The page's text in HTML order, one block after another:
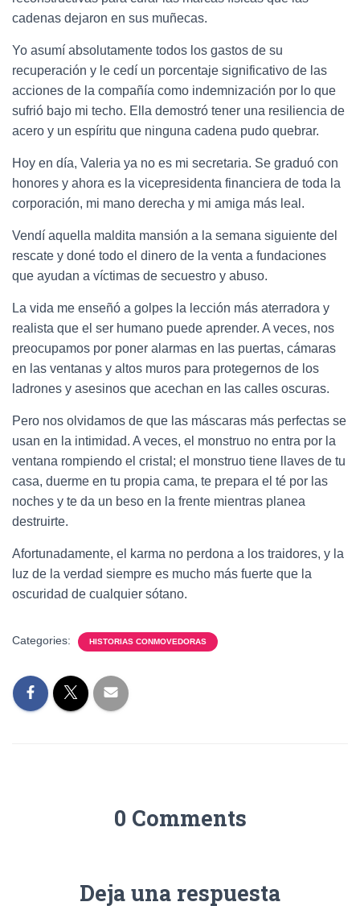
cadenas dejaron en sus muñecas.
Yo asumí absolutamente todos los gastos de su
recuperación y le cedí un porcentaje significativo de las
acciones de la compañía como indemnización por lo que
sufrió bajo mi techo. Ella demostró tener una resiliencia de
acero y un espíritu que ninguna cadena pudo quebrar.
Hoy en día, Valeria ya no es mi secretaria. Se graduó con
honores y ahora es la vicepresidenta financiera de toda la
corporación, mi mano derecha y mi amiga más leal.
Vendí aquella maldita mansión a la semana siguiente del
rescate y doné todo el dinero de la venta a fundaciones
que ayudan a víctimas de secuestro y abuso.
La vida me enseñó a golpes la lección más aterradora y
realista que el ser humano puede aprender. A veces, nos
preocupamos por poner alarmas en las puertas, cámaras
en las ventanas y altos muros para protegernos de los
ladrones y asesinos que acechan en las calles oscuras.
Pero nos olvidamos de que las máscaras más perfectas se
usan en la intimidad. A veces, el monstruo no entra por la
ventana rompiendo el cristal; el monstruo tiene llaves de tu
casa, duerme en tu propia cama, te prepara el té por las
noches y te da un beso en la frente mientras planea
destruirte.
Afortunadamente, el karma no perdona a los traidores, y la
luz de la verdad siempre es mucho más fuerte que la
oscuridad de cualquier sótano.
Categories: HISTORIAS CONMOVEDORAS
0 Comments
Deja una respuesta